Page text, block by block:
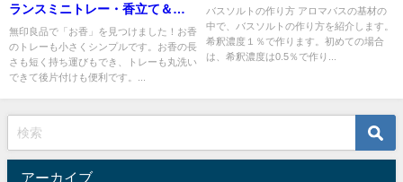
ランスミニトレー・香立て＆お
香セット 買ってよかった！
無印良品で「お香」を見つけました！お香
のトレーも小さくシンプルです。お香の長
さも短く持ち運びもでき、トレーも丸洗い
できて後片付けも便利です。...
バスソルトの作り方 アロマバスの基材の
中で、バスソルトの作り方を紹介します。
希釈濃度１％で作ります。初めての場合
は、希釈濃度は0.5％で作り...
アーカイブ